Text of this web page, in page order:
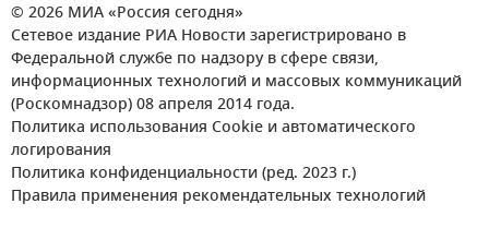
© 2026 МИА «Россия сегодня»
Сетевое издание РИА Новости зарегистрировано в
Федеральной службе по надзору в сфере связи,
информационных технологий и массовых коммуникаций
(Роскомнадзор) 08 апреля 2014 года.
Политика использования Cookie и автоматического
логирования
Политика конфиденциальности (ред. 2023 г.)
Правила применения рекомендательных технологий